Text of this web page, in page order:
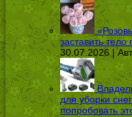
заставить тело
30.07.2026 |
для уборки
попробовать